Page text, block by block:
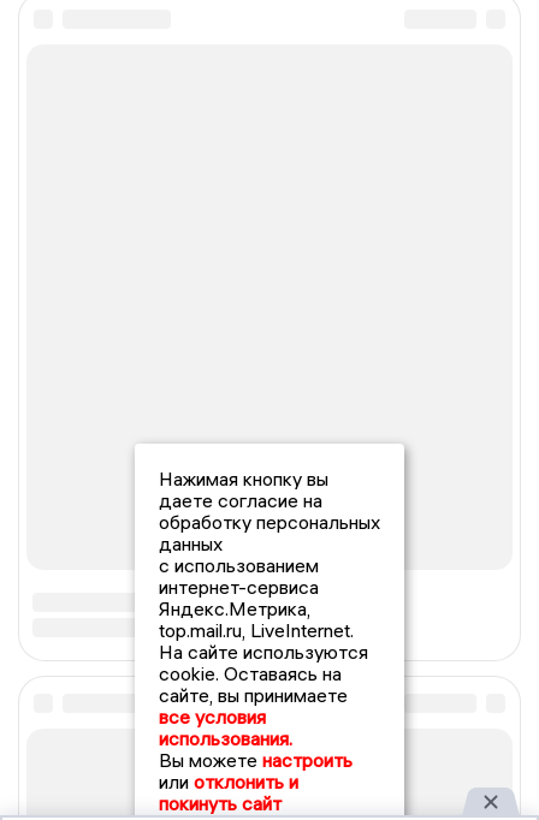
Нажимая кнопку вы
даете согласие на
обработку персональных
данных
с использованием
интернет-сервиса
Яндекс.Метрика,
top.mail.ru, LiveInternet.
На сайте используются
cookie. Оставаясь на
сайте, вы принимаете
все условия
использования.
Вы можете настроить
или отклонить и
покинуть сайт